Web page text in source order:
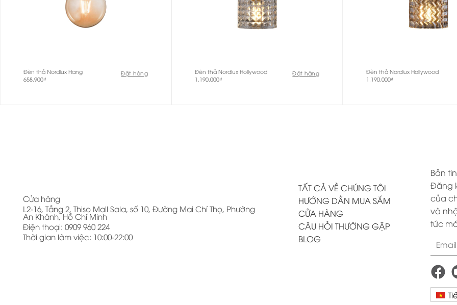
Đèn thả Nordlux Hang
658.900₫
Đặt hàng
Đèn thả Nordlux Hollywood
1.190.000₫
Đặt hàng
Đèn thả Nordlux Hollywood
1.190.000₫
Cửa hàng
L2-16, Tầng 2, Thiso Mall Sala, số 10, Đường Mai Chí Thọ, Phường
An Khánh, Hồ Chí Minh
Điện thoại: 0909 960 224
Thời gian làm việc: 10:00-22:00
TẤT CẢ VỀ CHÚNG TÔI
HƯỚNG DẪN MUA SẮM
CỬA HÀNG
CÂU HỎI THƯỜNG GẶP
BLOG
Bản tin
Đăng
của
và
tức